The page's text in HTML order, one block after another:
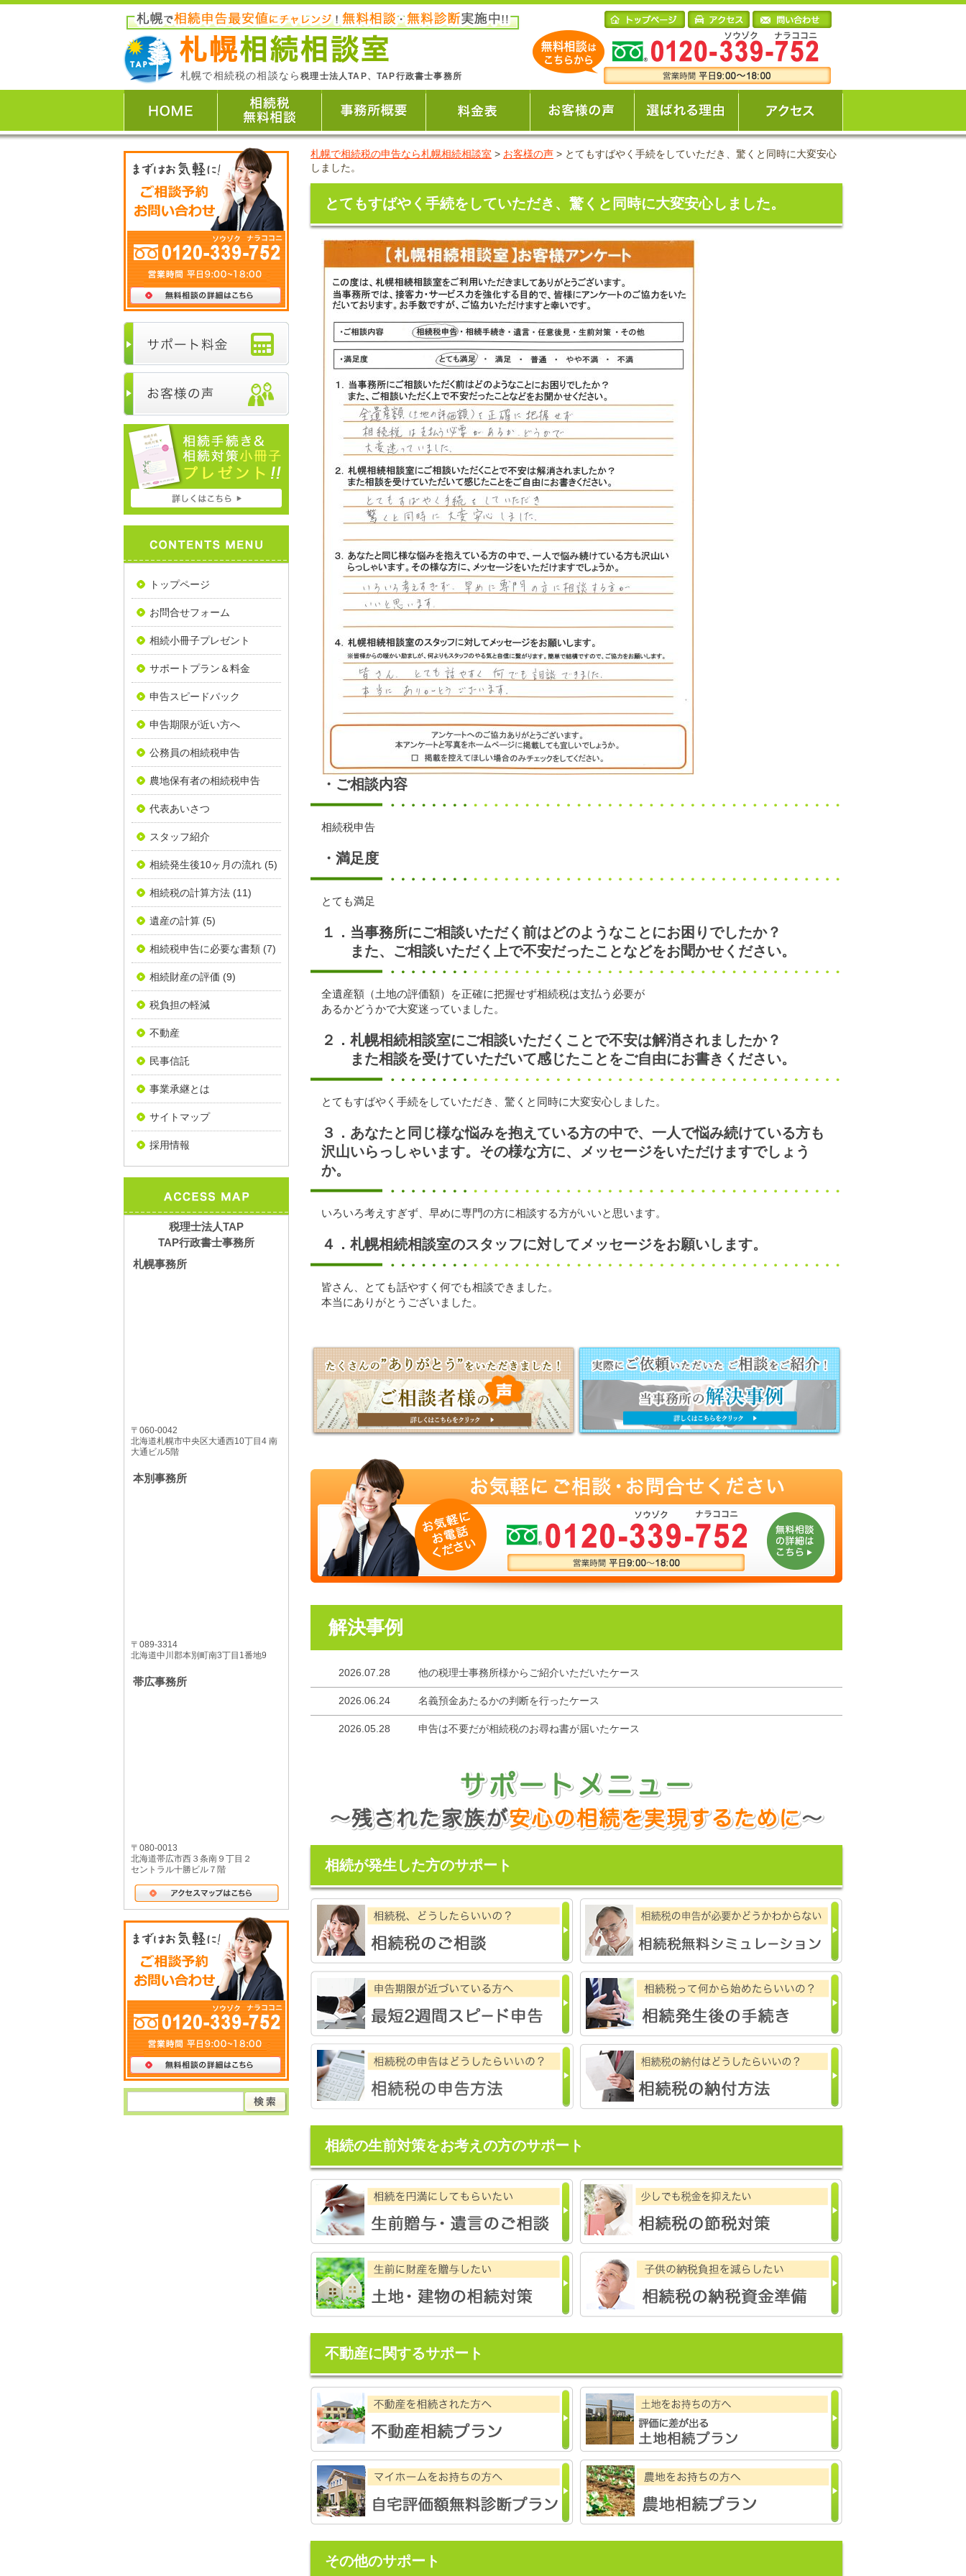
札幌で相続税の相談なら税理士法人TAP、TAP行政書士事務所
札幌で相続税の申告なら札幌相続相談室 > お客様の声 > とてもすばやく手続をしていただき、驚くと同時に大変安心
しました。
とてもすばやく手続をしていただき、驚くと同時に大変安心しました。
・ご相談内容
相続税申告
・満足度
とても満足
１．当事務所にご相談いただく前はどのようなことにお困りでしたか？
また、ご相談いただく上で不安だったことなどをお聞かせください。
全遺産額（土地の評価額）を正確に把握せず相続税は支払う必要が
あるかどうかで大変迷っていました。
２．札幌相続相談室にご相談いただくことで不安は解消されましたか？
また相談を受けていただいて感じたことをご自由にお書きください。
とてもすばやく手続をしていただき、驚くと同時に大変安心しました。
３．あなたと同じ様な悩みを抱えている方の中で、一人で悩み続けている方も
沢山いらっしゃいます。その様な方に、メッセージをいただけますでしょう
か。
いろいろ考えすぎず、早めに専門の方に相談する方がいいと思います。
４．札幌相続相談室のスタッフに対してメッセージをお願いします。
皆さん、とても話やすく何でも相談できました。
本当にありがとうございました。
解決事例
2026.07.28 他の税理士事務所様からご紹介いただいたケース
2026.06.24 名義預金あたるかの判断を行ったケース
2026.05.28 申告は不要だが相続税のお尋ね書が届いたケース
相続が発生した方のサポート
相続の生前対策をお考えの方のサポート
不動産に関するサポート
その他のサポート
トップページ
お問合せフォーム
相続小冊子プレゼント
サポートプラン＆料金
申告スピードパック
申告期限が近い方へ
公務員の相続税申告
農地保有者の相続税申告
代表あいさつ
スタッフ紹介
相続発生後10ヶ月の流れ (5)
相続税の計算方法 (11)
遺産の計算 (5)
相続税申告に必要な書類 (7)
相続財産の評価 (9)
税負担の軽減
不動産
民事信託
事業承継とは
サイトマップ
採用情報
税理士法人TAP
TAP行政書士事務所
札幌事務所
〒060-0042
北海道札幌市中央区大通西10丁目4 南
大通ビル5階
本別事務所
〒089-3314
北海道中川郡本別町南3丁目1番地9
帯広事務所
〒080-0013
北海道帯広市西３条南９丁目２
セントラル十勝ビル７階